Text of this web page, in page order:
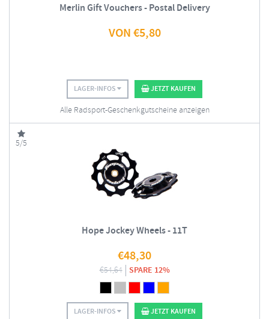
Merlin Gift Vouchers - Postal Delivery
VON€5,80
LAGER-INFOS JETZT KAUFEN
Alle Radsport-Geschenkgutscheine anzeigen
5/5
Hope Jockey Wheels - 11T
€48,30
€54,64 SPARE 12%
LAGER-INFOS JETZT KAUFEN